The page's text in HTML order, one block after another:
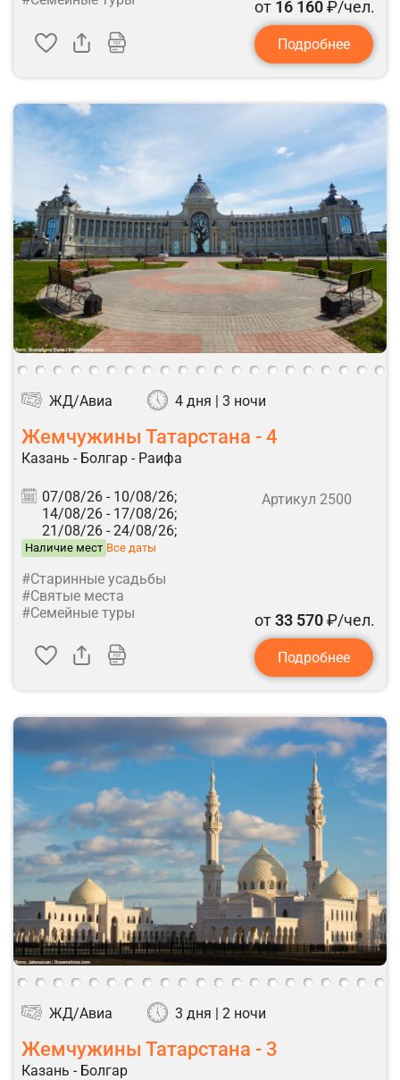
от 16 160₽/чел.
Подробнее
ЖД/Авиа 4 дня | 3 ночи
Жемчужины Татарстана - 4
Казань - Болгар - Раифа
07/08/26 - 10/08/26;
14/08/26 - 17/08/26;
21/08/26 - 24/08/26;
Наличие мест Все даты
Артикул 2500
#Старинные усадьбы
#Святые места
#Семейные туры
от33 570₽/чел.
Подробнее
ЖД/Авиа 3 дня | 2 ночи
Жемчужины Татарстана - 3
Казань - Болгар